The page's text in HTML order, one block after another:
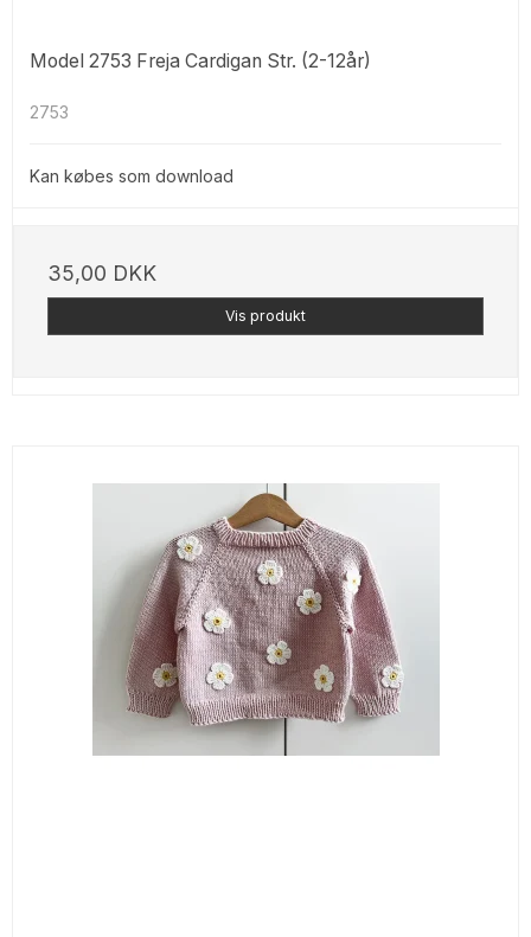
Model 2753 Freja Cardigan Str. (2-12år)
2753
Kan købes som download
35,00 DKK
Vis produkt